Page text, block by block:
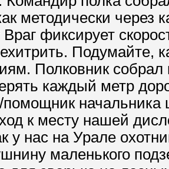
методически
фиксирует
Подумайте,
Полковник
каждый метр
начальника
к месту нашей
у нас на Урале
маленького